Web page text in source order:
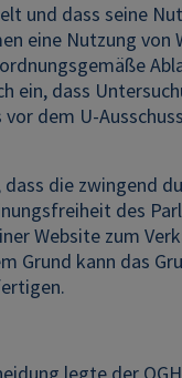
und dass seine
eine Nutzung von
ein, dass
vor dem U-
dass die zwingend
des
Website zum
Grund kann das